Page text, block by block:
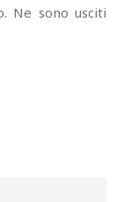
Ne sono usciti